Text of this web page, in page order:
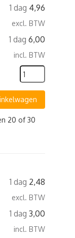
1 dag 4,96
excl. BTW
1 dag 6,00
incl. BTW
20 of 30
1 dag 2,48
excl. BTW
1 dag 3,00
incl. BTW